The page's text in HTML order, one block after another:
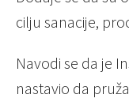
cilju sanacije,
Navodi se da je
nastavio da